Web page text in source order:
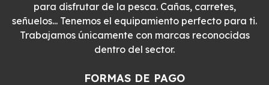
para disfrutar de la pesca. Cañas, carretes,
señuelos... Tenemos el equipamiento perfecto para ti.
Trabajamos únicamente con marcas reconocidas
dentro del sector.
FORMAS DE PAGO